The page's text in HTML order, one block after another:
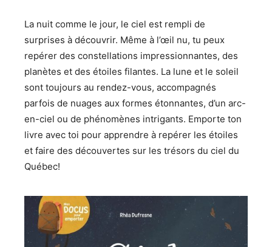
La nuit comme le jour, le ciel est rempli de
surprises à découvrir. Même à l’œil nu, tu peux
repérer des constellations impressionnantes, des
planètes et des étoiles filantes. La lune et le soleil
sont toujours au rendez-vous, accompagnés
parfois de nuages aux formes étonnantes, d’un arc-
en-ciel ou de phénomènes intrigants. Emporte ton
livre avec toi pour apprendre à repérer les étoiles
et faire des découvertes sur les trésors du ciel du
Québec!